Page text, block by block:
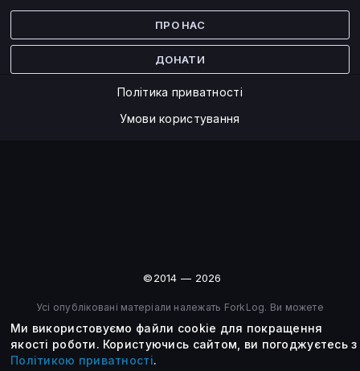
ПРО НАС
ДОНАТИ
Політика приватності
Умови користування
©2014 — 2026
Усі опубліковані матеріали належать ForkLog. Ви можете
вказанням активного посилання на ForkLog.
Ми використовуємо файли cookie для покращення
якості роботи. Користуючись сайтом, ви погоджуєтесь з
Політикою приватності.